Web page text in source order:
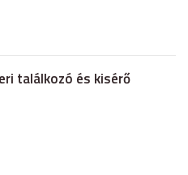
találkozó és kisérő